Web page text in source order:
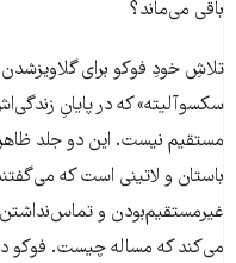
باقی می‌ماند؟
تلاشِ خودِ فوکو برای گلاویزشدن
سکسوآلیته» که در پایانِ
مستقیم نیست. این دو جلد
باستان و لاتینی است که
غیرمستقیم‌بودن و
می‌کند که مساله چیست. فوکو